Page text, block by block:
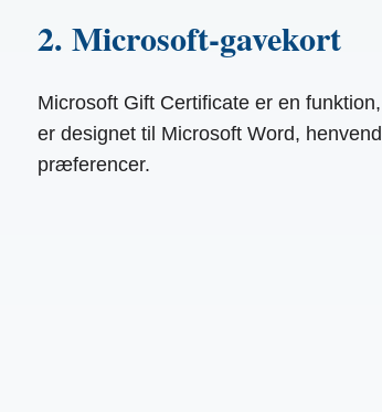
2. Microsoft-gavekort
Microsoft Gift Certificate er en
er designet til Microsoft Word,
præferencer.